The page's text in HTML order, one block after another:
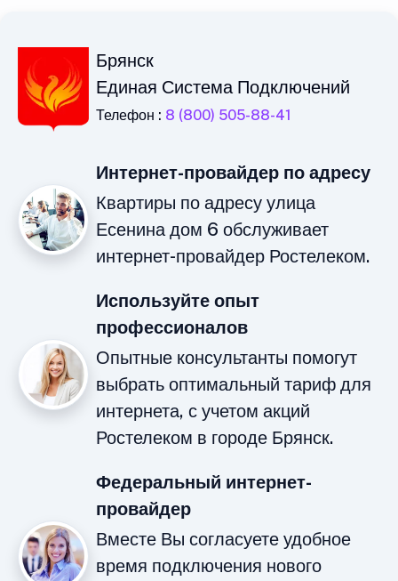
Брянск
Единая Система Подключений
Телефон : 8 (800) 505-88-41
Интернет-провайдер по адресу
Квартиры по адресу улица
Есенина дом 6 обслуживает
интернет-провайдер Ростелеком.
Используйте опыт
профессионалов
Опытные консультанты помогут
выбрать оптимальный тариф для
интернета, с учетом акций
Ростелеком в городе Брянск.
Федеральный интернет-
провайдер
Вместе Вы согласуете удобное
время подключения нового